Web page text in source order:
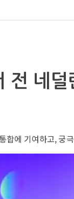
네
에 기여하고, 궁